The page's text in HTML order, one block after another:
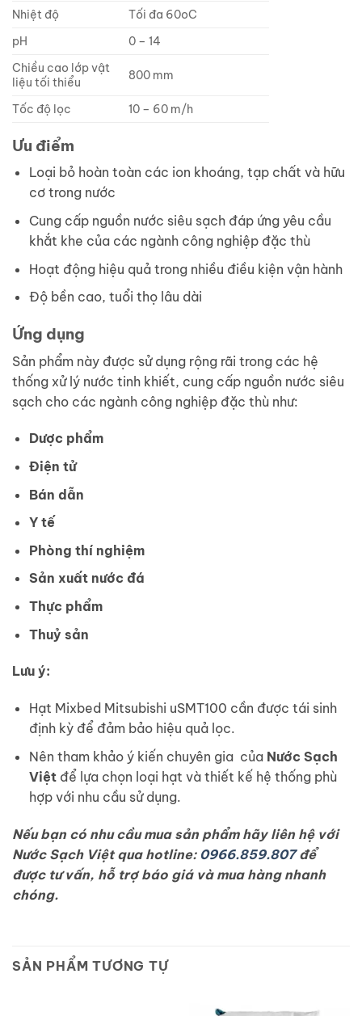
Nhiệt độ
Tối đa 60oC
pH
0 – 14
Chiều cao lớp vật
liệu tối thiểu
800 mm
Tốc độ lọc 10 – 60 m/h
Ưu điểm
Loại bỏ hoàn toàn các ion khoáng, tạp chất và hữu
cơ trong nước
Cung cấp nguồn nước siêu sạch đáp ứng yêu cầu
khắt khe của các ngành công nghiệp đặc thù
Hoạt động hiệu quả trong nhiều điều kiện vận hành
Độ bền cao, tuổi thọ lâu dài
Ứng dụng
Sản phẩm này được sử dụng rộng rãi trong các hệ
thống xử lý nước tinh khiết, cung cấp nguồn nước siêu
sạch cho các ngành công nghiệp đặc thù như:
Dược phẩm
Điện tử
Bán dẫn
Y tế
Phòng thí nghiệm
Sản xuất nước đá
Thực phẩm
Thuỷ sản
Lưu ý:
Hạt Mixbed Mitsubishi uSMT100 cần được tái sinh
định kỳ để đảm bảo hiệu quả lọc.
Nên tham khảo ý kiến chuyên gia của Nước Sạch
Việtđể lựa chọn loại hạt và thiết kế hệ thống phù
hợp với nhu cầu sử dụng.
Nếu bạn có nhu cầu mua sản phẩm hãy liên hệ với
Nước Sạch Việt qua hotline: 0966.859.807để
được tư vấn, hỗ trợ báo giá và mua hàng nhanh
chóng.
SẢN PHẨM TƯƠNG TỰ